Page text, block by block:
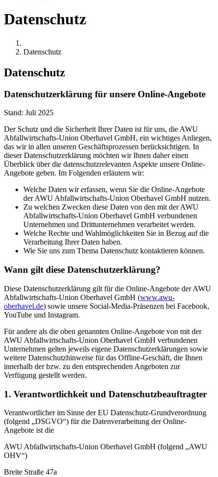
Datenschutz
Datenschutz
Datenschutz
Datenschutzerklärung für unsere Online-Angebote
Stand: Juli 2025
Der Schutz und die Sicherheit Ihrer Daten ist für uns, die AWU
Abfallwirtschafts-Union Oberhavel GmbH, ein wichtiges Anliegen,
das wir in allen unseren Geschäftsprozessen berücksichtigen. In
dieser Datenschutzerklärung möchten wir Ihnen daher einen
Überblick über die datenschutzrelevanten Aspekte unsere Online-
Angebote geben. Im Folgenden erläutern wir:
Welche Daten wir erfassen, wenn Sie die Online-Angebote
der AWU Abfallwirtschafts-Union Oberhavel GmbH nutzen.
Zu welchen Zwecken diese Daten von den mit der AWU
Abfallwirtschafts-Union Oberhavel GmbH verbundenen
Unternehmen und Drittunternehmen verarbeitet werden.
Welche Rechte und Wahlmöglichkeiten Sie in Bezug auf die
Verarbeitung Ihrer Daten haben.
Wie Sie uns zum Thema Datenschutz kontaktieren können.
Wann gilt diese Datenschutzerklärung?
Diese Datenschutzerklärung gilt für die Online-Angebote der AWU
Abfallwirtschafts-Union Oberhavel GmbH (www.awu-
oberhavel.de) sowie unsere Social-Media-Präsenzen bei Facebook,
YouTube und Instagram.
Für andere als die oben genannten Online-Angebote von mit der
AWU Abfallwirtschafts-Union Oberhavel GmbH verbundenen
Unternehmen gelten jeweils eigene Datenschutzerklärungen sowie
weitere Datenschutzhinweise für das Offline-Geschäft, die Ihnen
innerhalb der bzw. zu den entsprechenden Angeboten zur
Verfügung gestellt werden.
1. Verantwortlichkeit und Datenschutzbeauftragter
Verantwortlicher im Sinne der EU Datenschutz-Grundverordnung
(folgend „DSGVO“) für die Datenverarbeitung der Online-
Angebote ist die
AWU Abfallwirtschafts-Union Oberhavel GmbH (folgend „AWU
OHV“)
Breite Straße 47a